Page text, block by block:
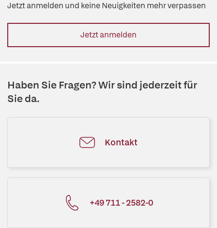
Jetzt anmelden und keine Neuigkeiten mehr verpassen
Jetzt anmelden
Haben Sie Fragen? Wir sind jederzeit für
Sie da.
Kontakt
+49 711 - 2582-0